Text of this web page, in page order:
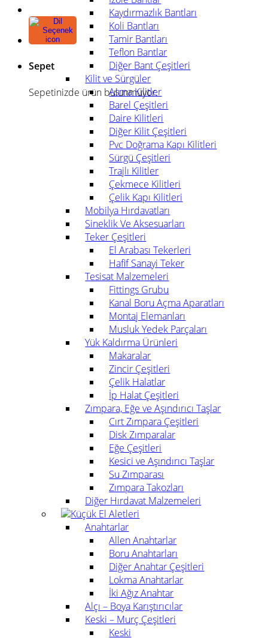
Sepet
Sepetinizde ürün bulunmuyor.
Kaydırmazlık Bantları
Koli Bantları
Tamir Bantları
Teflon Bantlar
Diğer Bant Çeşitleri
Kilit ve Sürgüler
Asma Kilitler
Barel Çeşitleri
Daire Kilitleri
Diğer Kilit Çeşitleri
Pvc Doğrama Kapı Kilitleri
Sürgü Çeşitleri
Trajlı Kilitler
Çekmece Kilitleri
Çelik Kapı Kilitleri
Mobilya Hırdavatları
Sineklik Ve Aksesuarları
Teker Çeşitleri
El Arabası Tekerleri
Hafif Sanayi Teker
Tesisat Malzemeleri
Fittings Grubu
Kanal Boru Açma Aparatları
Montaj Elemanları
Musluk Yedek Parçaları
Yük Kaldırma Ürünleri
Makaralar
Zincir Çeşitleri
Çelik Halatlar
İp Halat Çeşitleri
Zımpara, Eğe ve Aşındırıcı Taşlar
Cırt Zımpara Çeşitleri
Disk Zımparalar
Eğe Çeşitleri
Kesici ve Aşındırıcı Taşlar
Su Zımparası
Zımpara Takozları
Diğer Hırdavat Malzemeleri
Küçük El Aletleri
Anahtarlar
Allen Anahtarlar
Boru Anahtarları
Diğer Anahtar Çeşitleri
Lokma Anahtarlar
İki Ağız Anahtar
Alçı – Boya Karıştırıcılar
Keski – Murç Çeşitleri
Keski